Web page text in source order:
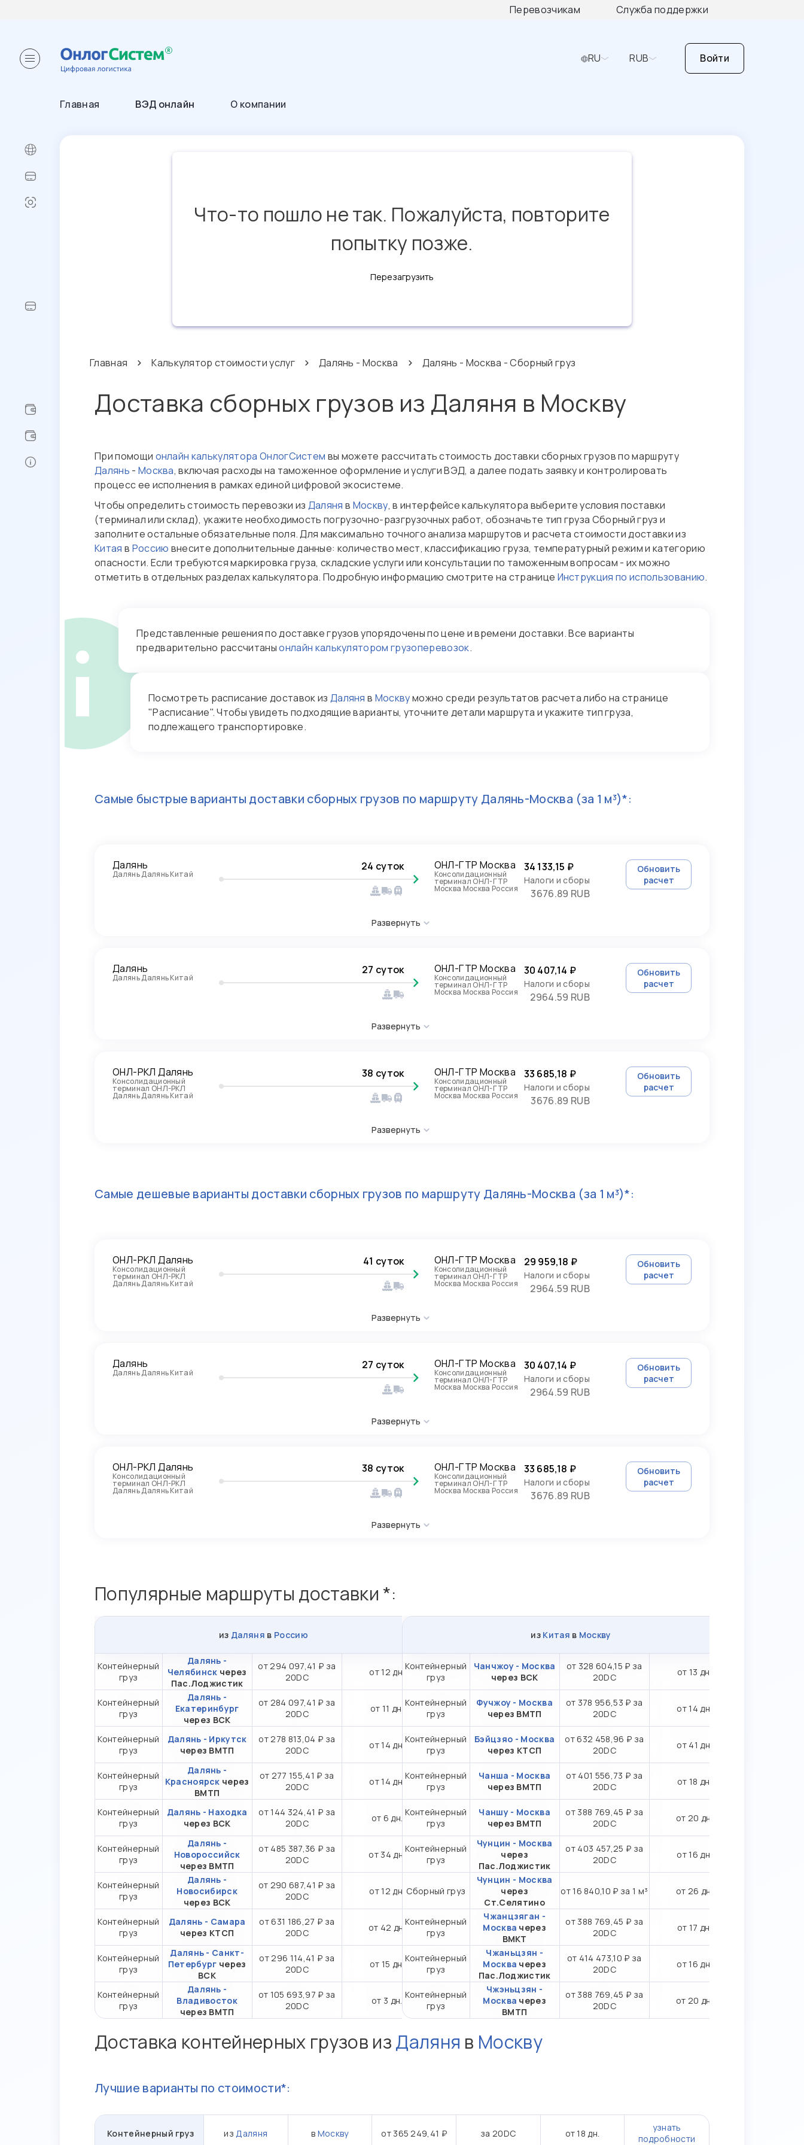
Перевозчикам Служба поддержки
RU RUB Войти
Главная ВЭД онлайн О компании
Что-то пошло не так. Пожалуйста, повторите
попытку позже.
Перезагрузить
Главная Калькулятор стоимости услуг Далянь - Москва Далянь - Москва - Сборный груз
Доставка сборных грузов из Даляня в Москву
При помощи онлайн калькулятора ОнлогСистем вы можете рассчитать стоимость доставки сборных грузов по маршруту
Далянь - Москва, включая расходы на таможенное оформление и услуги ВЭД, а далее подать заявку и контролировать
процесс ее исполнения в рамках единой цифровой экосистеме.
Чтобы определить стоимость перевозки из Даляня в Москву, в интерфейсе калькулятора выберите условия поставки
(терминал или склад), укажите необходимость погрузочно‑разгрузочных работ, обозначьте тип груза Сборный груз и
заполните остальные обязательные поля. Для максимально точного анализа маршрутов и расчета стоимости доставки из
Китая в Россию внесите дополнительные данные: количество мест, классификацию груза, температурный режим и категорию
опасности. Если требуются маркировка груза, складские услуги или консультации по таможенным вопросам - их можно
отметить в отдельных разделах калькулятора. Подробную информацию смотрите на странице Инструкция по использованию.
Представленные решения по доставке грузов упорядочены по цене и времени доставки. Все варианты
предварительно рассчитаныонлайн калькулятором грузоперевозок.
Посмотреть расписание доставок из Даляня в Москвуможно среди результатов расчета либо на странице
"Расписание". Чтобы увидеть подходящие варианты, уточните детали маршрута и укажите тип груза,
подлежащего транспортировке.
Самые быстрые варианты доставки сборных грузов по маршруту Далянь-Москва (за 1 м³)*:
Далянь
Далянь Далянь Китай
24 суток ОНЛ-ГТР Москва
Консолидационный
терминал ОНЛ-ГТР
Москва Москва Россия
34 133,15 ₽
Налоги и сборы
3676.89 RUB
Обновить
расчет
Развернуть
Далянь
Далянь Далянь Китай
27 суток ОНЛ-ГТР Москва
Консолидационный
терминал ОНЛ-ГТР
Москва Москва Россия
30 407,14 ₽
Налоги и сборы
2964.59 RUB
Обновить
расчет
Развернуть
ОНЛ-РКЛ Далянь
Консолидационный
терминал ОНЛ-РКЛ
Далянь Далянь Китай
38 суток ОНЛ-ГТР Москва
Консолидационный
терминал ОНЛ-ГТР
Москва Москва Россия
33 685,18 ₽
Налоги и сборы
3676.89 RUB
Обновить
расчет
Развернуть
Самые дешевые варианты доставки сборных грузов по маршруту Далянь-Москва (за 1 м³)*:
ОНЛ-РКЛ Далянь
Консолидационный
терминал ОНЛ-РКЛ
Далянь Далянь Китай
41 суток ОНЛ-ГТР Москва
Консолидационный
терминал ОНЛ-ГТР
Москва Москва Россия
29 959,18 ₽
Налоги и сборы
2964.59 RUB
Обновить
расчет
Развернуть
Далянь
Далянь Далянь Китай
27 суток ОНЛ-ГТР Москва
Консолидационный
терминал ОНЛ-ГТР
Москва Москва Россия
30 407,14 ₽
Налоги и сборы
2964.59 RUB
Обновить
расчет
Развернуть
ОНЛ-РКЛ Далянь
Консолидационный
терминал ОНЛ-РКЛ
Далянь Далянь Китай
38 суток ОНЛ-ГТР Москва
Консолидационный
терминал ОНЛ-ГТР
Москва Москва Россия
33 685,18 ₽
Налоги и сборы
3676.89 RUB
Обновить
расчет
Развернуть
Популярные маршруты доставки *:
из Даляня в Россию
Контейнерный
груз
Далянь -
Челябинск через
Пас.Лоджистик
от 294 097,41 ₽ за
20DC
от 12 дн.
Контейнерный
груз
Далянь -
Екатеринбург
через ВСК
от 284 097,41 ₽ за
20DC
от 11 дн.
Контейнерный
груз
Далянь - Иркутск
через ВМТП
от 278 813,04 ₽ за
20DC
от 14 дн.
Контейнерный
груз
Далянь -
Красноярск через
ВМТП
от 277 155,41 ₽ за
20DC
от 14 дн.
Контейнерный
груз
Далянь - Находка
через ВСК
от 144 324,41 ₽ за
20DC
от 6 дн.
Контейнерный
груз
Далянь -
Новороссийск
через ВМТП
от 485 387,36 ₽ за
20DC
от 34 дн.
Контейнерный
груз
Далянь -
Новосибирск
через ВСК
от 290 687,41 ₽ за
20DC
от 12 дн.
Контейнерный
груз
Далянь - Самара
через КТСП
от 631 186,27 ₽ за
20DC
от 42 дн.
Контейнерный
груз
Далянь - Санкт-
Петербург через
ВСК
от 296 114,41 ₽ за
20DC
от 15 дн.
Контейнерный
груз
Далянь -
Владивосток
через ВМТП
от 105 693,97 ₽ за
20DC
от 3 дн.
из Китая в Москву
Контейнерный
груз
Чанчжоу - Москва
через ВСК
от 328 604,15 ₽ за
20DC
от 13 дн.
Контейнерный
груз
Фучжоу - Москва
через ВМТП
от 378 956,53 ₽ за
20DC
от 14 дн.
Контейнерный
груз
Бэйцзяо - Москва
через КТСП
от 632 458,96 ₽ за
20DC
от 41 дн.
Контейнерный
груз
Чанша - Москва
через ВМТП
от 401 556,73 ₽ за
20DC
от 18 дн.
Контейнерный
груз
Чаншу - Москва
через ВМТП
от 388 769,45 ₽ за
20DC
от 20 дн.
Контейнерный
груз
Чунцин - Москва
через
Пас.Лоджистик
от 403 457,25 ₽ за
20DC
от 16 дн.
Сборный груз
Чунцин - Москва
через
Ст.Селятино
от 16 840,10 ₽ за 1 м³ от 26 дн.
Контейнерный
груз
Чжанцзяган -
Москва через
ВМКТ
от 388 769,45 ₽ за
20DC
от 17 дн.
Контейнерный
груз
Чжаньцзян -
Москва через
Пас.Лоджистик
от 414 473,10 ₽ за
20DC
от 16 дн.
Контейнерный
груз
Чжэньцзян -
Москва через
ВМТП
от 388 769,45 ₽ за
20DC
от 20 дн.
Доставка контейнерных грузов изДаляня в Москву
Лучшие варианты по стоимости*:
Контейнерный груз из Даляня в Москву от 365 249,41 ₽ за 20DC от 18 дн.
узнать
подробности